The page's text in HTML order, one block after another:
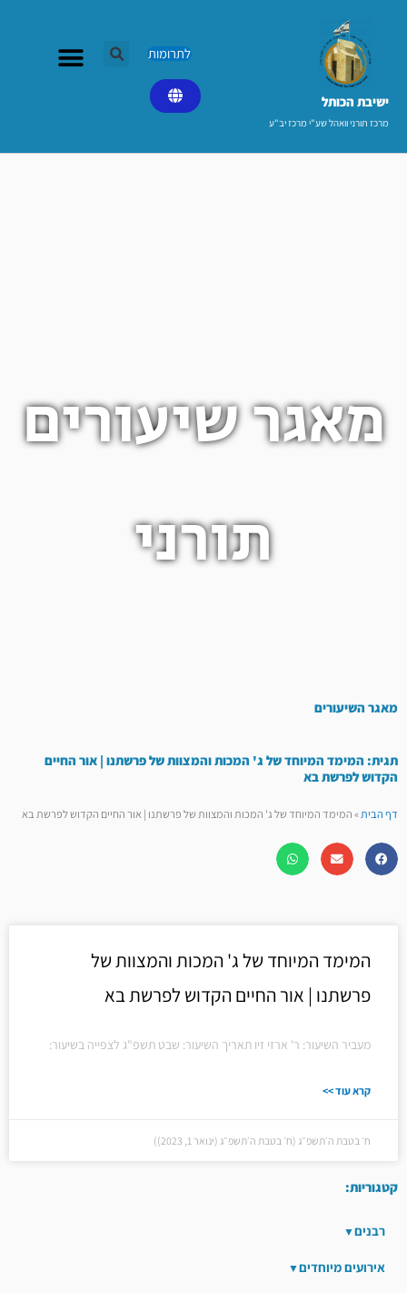
ישיבת הכותל​
מרכז תורני וואהל שע"י מרכז יב"ע
לתרומות
מאגר שיעורים
תורני
מאגר השיעורים
תגית: המימד המיוחד של ג' המכות והמצוות של פרשתנו | אור החיים
הקדוש לפרשת בא
דף הבית»המימד המיוחד של ג' המכות והמצוות של פרשתנו | אור החיים הקדוש לפרשת בא
המימד המיוחד של ג' המכות והמצוות של
פרשתנו | אור החיים הקדוש לפרשת בא
מעביר השיעור: ר' ארזי זיו תאריך השיעור: שבט תשפ"ג לצפייה בשיעור:
קרא עוד >>
ח׳ בטבת ה׳תשפ״ג (ח׳ בטבת ה׳תשפ״ג (ינואר 1, 2023))
קטגוריות:
רבנים
אירועים מיוחדים